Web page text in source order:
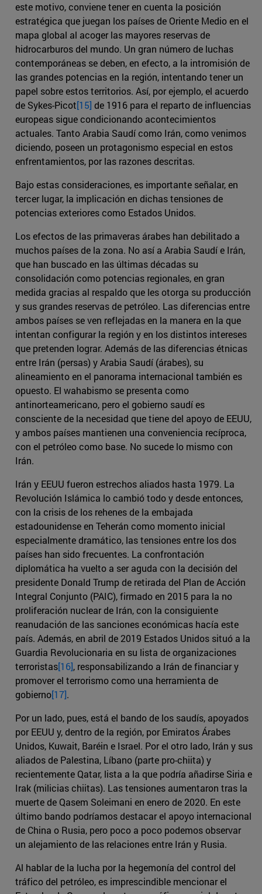
este motivo, conviene tener en cuenta la posición
estratégica que juegan los países de Oriente Medio en el
mapa global al acoger las mayores reservas de
hidrocarburos del mundo. Un gran número de luchas
contemporáneas se deben, en efecto, a la intromisión de
las grandes potencias en la región, intentando tener un
papel sobre estos territorios. Así, por ejemplo, el acuerdo
de Sykes-Picot[15] de 1916 para el reparto de influencias
europeas sigue condicionando acontecimientos
actuales. Tanto Arabia Saudí como Irán, como venimos
diciendo, poseen un protagonismo especial en estos
enfrentamientos, por las razones descritas.
Bajo estas consideraciones, es importante señalar, en
tercer lugar, la implicación en dichas tensiones de
potencias exteriores como Estados Unidos.
Los efectos de las primaveras árabes han debilitado a
muchos países de la zona. No así a Arabia Saudí e Irán,
que han buscado en las últimas décadas su
consolidación como potencias regionales, en gran
medida gracias al respaldo que les otorga su producción
y sus grandes reservas de petróleo. Las diferencias entre
ambos países se ven reflejadas en la manera en la que
intentan configurar la región y en los distintos intereses
que pretenden lograr. Además de las diferencias étnicas
entre Irán (persas) y Arabia Saudí (árabes), su
alineamiento en el panorama internacional también es
opuesto. El wahabismo se presenta como
antinorteamericano, pero el gobierno saudí es
consciente de la necesidad que tiene del apoyo de EEUU,
y ambos países mantienen una conveniencia recíproca,
con el petróleo como base. No sucede lo mismo con
Irán.
Irán y EEUU fueron estrechos aliados hasta 1979. La
Revolución Islámica lo cambió todo y desde entonces,
con la crisis de los rehenes de la embajada
estadounidense en Teherán como momento inicial
especialmente dramático, las tensiones entre los dos
países han sido frecuentes. La confrontación
diplomática ha vuelto a ser aguda con la decisión del
presidente Donald Trump de retirada del Plan de Acción
Integral Conjunto (PAIC), firmado en 2015 para la no
proliferación nuclear de Irán, con la consiguiente
reanudación de las sanciones económicas hacía este
país. Además, en abril de 2019 Estados Unidos situó a la
Guardia Revolucionaria en su lista de organizaciones
terroristas[16], responsabilizando a Irán de financiar y
promover el terrorismo como una herramienta de
gobierno[17].
Por un lado, pues, está el bando de los saudís, apoyados
por EEUU y, dentro de la región, por Emiratos Árabes
Unidos, Kuwait, Baréin e Israel. Por el otro lado, Irán y sus
aliados de Palestina, Líbano (parte pro-chiita) y
recientemente Qatar, lista a la que podría añadirse Siria e
Irak (milicias chiitas). Las tensiones aumentaron tras la
muerte de Qasem Soleimani en enero de 2020. En este
último bando podríamos destacar el apoyo internacional
de China o Rusia, pero poco a poco podemos observar
un alejamiento de las relaciones entre Irán y Rusia.
Al hablar de la lucha por la hegemonía del control del
tráfico del petróleo, es imprescindible mencionar el